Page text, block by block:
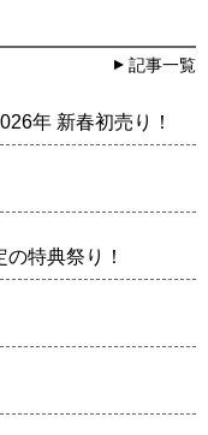
記事一覧
年 新春初売り！
特典祭り！